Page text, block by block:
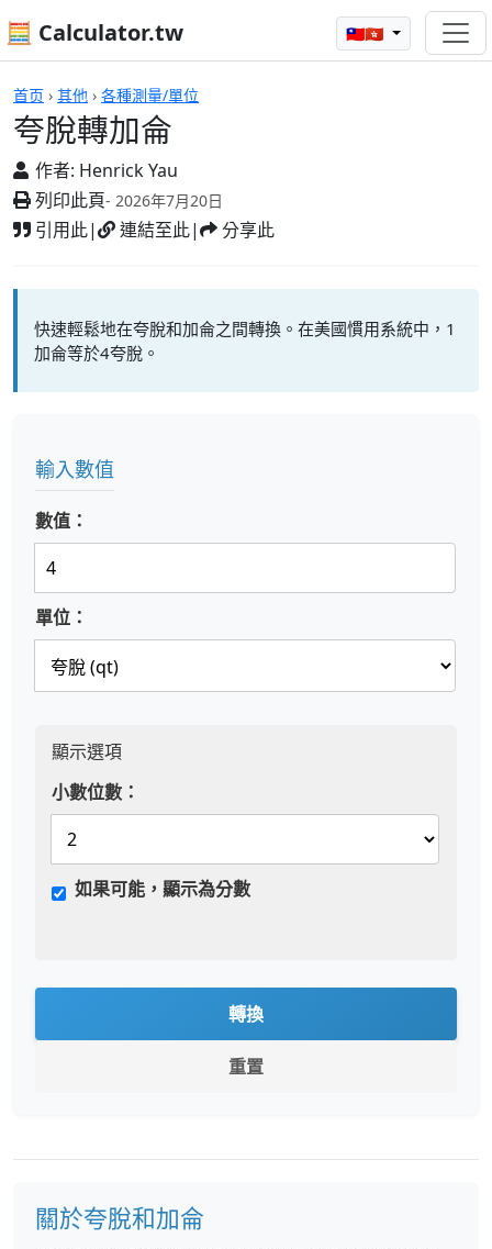
🧮 Calculator.tw 🇹🇼🇭🇰
首页 › 其他 › 各種測量/單位
夸脫轉加侖
作者: Henrick Yau
列印此頁- 2026年7月20日
引用此| 連結至此| 分享此
計算機
快速輕鬆地在夸脫和加侖之間轉換。在美國慣用系統中，1
加侖等於4夸脫。
輸入數值
數值：
單位：
顯示選項
小數位數：
如果可能，顯示為分數
轉換
重置
關於夸脫和加侖